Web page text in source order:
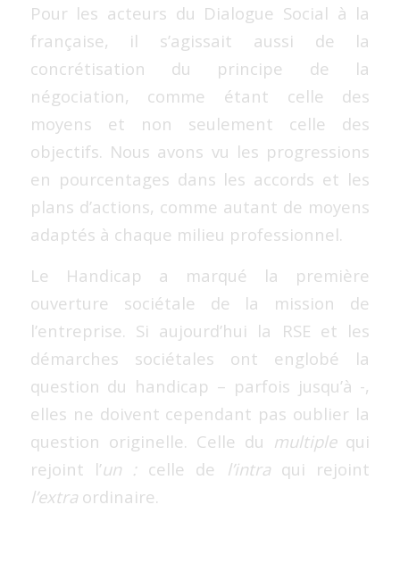
Pour les acteurs du Dialogue Social à la
française, il s’agissait aussi de la
concrétisation du principe de la
négociation, comme étant celle des
moyens et non seulement celle des
objectifs. Nous avons vu les progressions
en pourcentages dans les accords et les
plans d’actions, comme autant de moyens
adaptés à chaque milieu professionnel.
Le Handicap a marqué la première
ouverture sociétale de la mission de
l’entreprise. Si aujourd’hui la RSE et les
démarches sociétales ont englobé la
question du handicap – parfois jusqu’à -,
elles ne doivent cependant pas oublier la
question originelle. Celle du multiple qui
rejoint l’un : celle de l’intra qui rejoint
l’extra ordinaire.